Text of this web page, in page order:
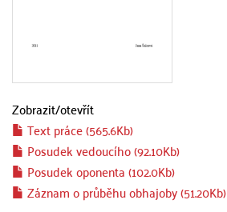
Zobrazit/otevřít
Text práce (565.6Kb)
Posudek vedoucího (92.10Kb)
Posudek oponenta (102.0Kb)
Záznam o průběhu obhajoby (51.20Kb)